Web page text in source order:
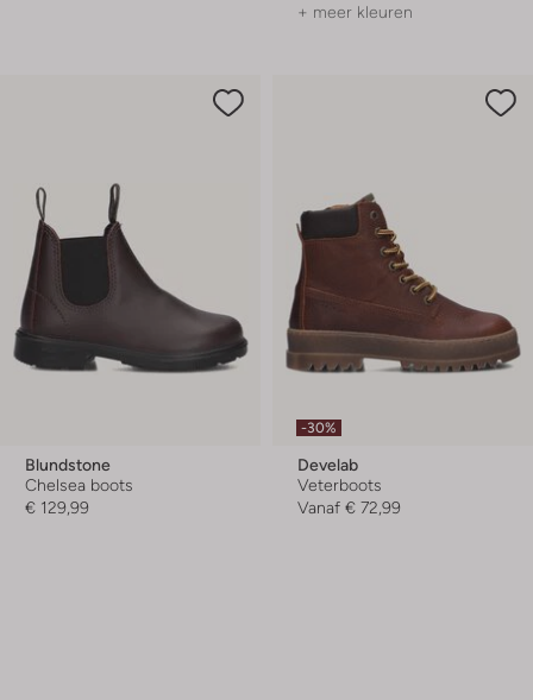
+ meer kleuren
Blundstone
Chelsea boots
€ 129,99
-30%
Develab
Veterboots
Vanaf € 72,99